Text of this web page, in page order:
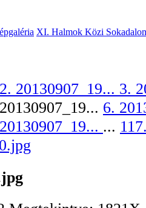
XI. Halmok Közi
2. 20130907_19... 3.
6.
...